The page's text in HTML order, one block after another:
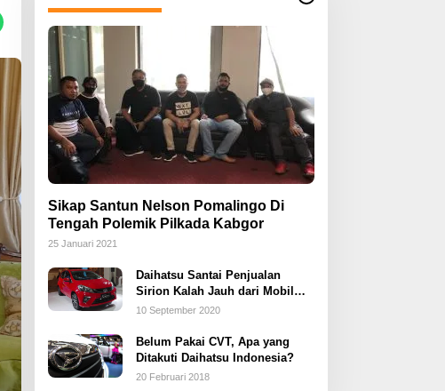
Sikap Santun Nelson Pomalingo Di
Tengah Polemik Pilkada Kabgor
25 Januari 2021
Daihatsu Santai Penjualan
Sirion Kalah Jauh dari Mobil
LCGC
10 September 2020
Belum Pakai CVT, Apa yang
Ditakuti Daihatsu Indonesia?
20 Februari 2018